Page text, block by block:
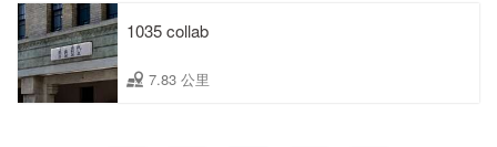
1035 collab
7.83 公里